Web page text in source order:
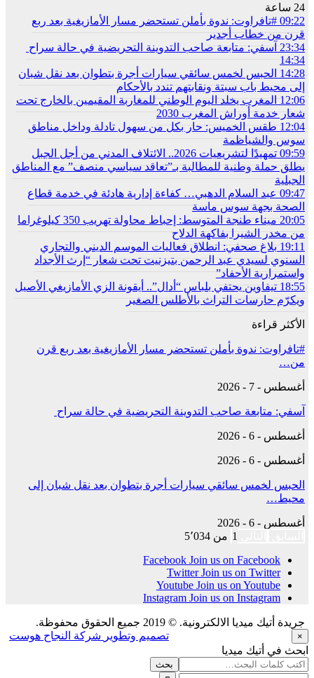
24 ساعة
09:22 #تافراوت: ندوة بأملن تستحضر مسار الأمازيغية بعد ربع
قرن من خطاب أجدير
23:34 آسفي: متابعة صاحب التدوينة التحريضية في حالة سراح
14:34
14:28 الحبس لخمس سائقي سيارات أجرة بتطوان بعد نقل شبان
إلى محيط باب سبتة ونقابتهم تندد بالأحكام
12:06 المغرب يخلد اليوم الوطني للمغاربة المقيمين بالخارج تحت
شعار خدمة أوراش المغرب 2030
12:04 طقس الخميس: ﺣﺎﺭ بكل من سهول تادلة وداخل مناطق
سوس والشياظمة
09:59
تمهيدًا لتشريعيات 2026.. الائتلاف المدني من أجل الجبل
يطلق حملة وطنية للمطالبة بـ”تعاقد سياسي منصف” مع المناطق
الجبلية
09:47 عبد السلام الدهبي… كفاءة إدارية هادئة في خدمة قطاع
الصحة بجهة سوس ماسة
20:05
ميناء طنجة المتوسط: إحباط محاولة تهريب 350 كيلوغراما
من مخدر الشيرا بفاكهة الدلاح
19:11 بلاغ صحفي: انطلاق فعاليات الموسم الديني والتجاري
السنوي لسيدي عبد الرحمن بتيزنيت تحت شعار “إرث الأجداد
واستمرارية الأحفاد”
18:55 تيفاوين يحتفي بلباس “أدال”.. أيقونة الزي الأمازيغي الأصيل
ويكرّم حارسات التراث بالأطلس الصغير
الأكثر قراءة
#تافراوت: ندوة بأملن تستحضر مسار الأمازيغية بعد ربع قرن
من…
أغسطس - 7 - 2026
آسفي: متابعة صاحب التدوينة التحريضية في حالة سراح
أغسطس - 6 - 2026
أغسطس - 6 - 2026
الحبس لخمس سائقي سيارات أجرة بتطوان بعد نقل شبان إلى
محيط…
أغسطس - 6 - 2026
1 من 5٬034
Facebook Join us on Facebook
Twitter Join us on Twitter
Youtube Join us on Youtube
Instagram Join us on Instagram
جريدة أتيك ميديا الالكترونية. © 2019 جميع الحقوق محفوظة.
تصميم وتطوير شركة النجاح هوست ×
ابحث في أتيك ميديا
بحث